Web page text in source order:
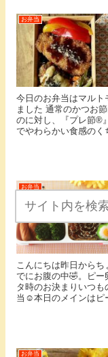
お弁当
今日のお弁当はマル
ました 通常のかつお
のに対し、『プレ節®
でやわらかい食感のく
お弁当
こんにちは昨日から
でにお腹の中🤣。ピ
タ時のお決まりいつ
当☺️本日のメインはピ
お弁当